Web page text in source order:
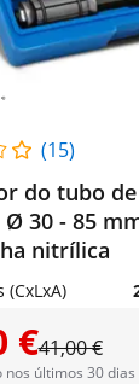
(15)
do tubo de
Ø 30 - 85
nitrílica
(CxLxA)
€41,00 €
nos últimos 30